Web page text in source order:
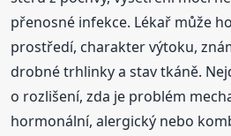
přenosné infekce. Lékař může
prostředí, charakter výtoku,
drobné trhlinky a stav tkáně.
o rozlišení, zda je problém
hormonální, alergický nebo